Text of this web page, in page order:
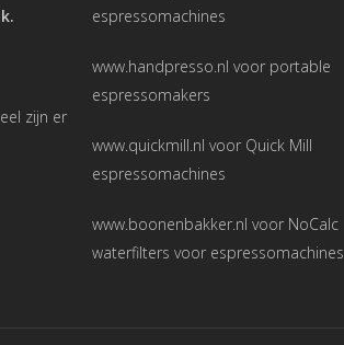
zijn er
espressomachines
www.handpresso.nl voor portable
espressomakers
www.quickmill.nl voor Quick Mill
espressomachines
www.boonenbakker.nl voor NoCalc
waterfilters voor espressomachines